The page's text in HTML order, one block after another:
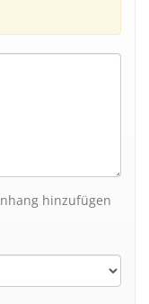
hinzufügen